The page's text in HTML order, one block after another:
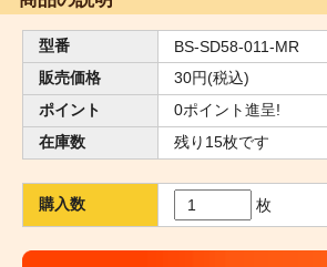
型番
BS-SD58-011-MR
販売価格
30円(税込)
ポイント
0ポイント進呈!
在庫数
残り15枚です
購入数 枚